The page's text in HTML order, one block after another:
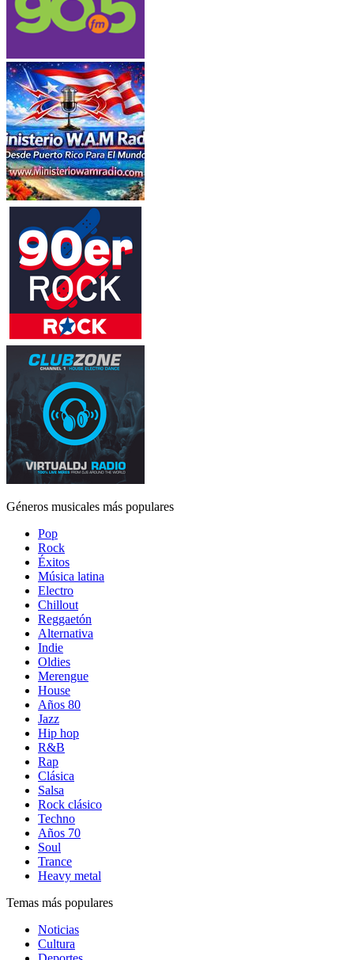
Géneros musicales más populares
Pop
Rock
Éxitos
Música latina
Electro
Chillout
Reggaetón
Alternativa
Indie
Oldies
Merengue
House
Años 80
Jazz
Hip hop
R&B
Rap
Clásica
Salsa
Rock clásico
Techno
Años 70
Soul
Trance
Heavy metal
Temas más populares
Noticias
Cultura